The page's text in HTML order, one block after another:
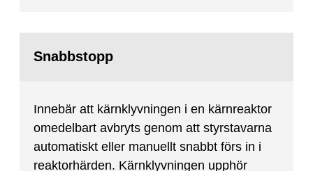
Snabbstopp
Innebär att kärnklyvningen i en kärnreaktor
omedelbart avbryts genom att styrstavarna
automatiskt eller manuellt snabbt förs in i
reaktorhärden. Kärnklyvningen upphör